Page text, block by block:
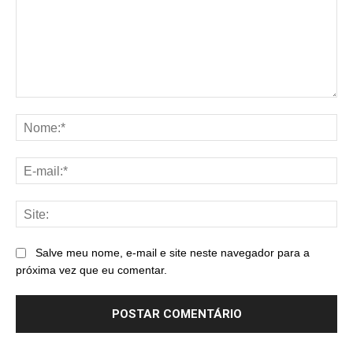
Salve meu nome, e-mail e site neste navegador para a
próxima vez que eu comentar.